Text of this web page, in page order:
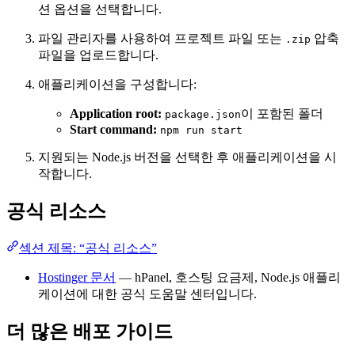
션 옵션을 선택합니다.
파일 관리자를 사용하여 프로젝트 파일 또는 .zip 압축
파일을 업로드합니다.
애플리케이션을 구성합니다:
Application root: package.json이 포함된 폴더
Start command: npm run start
지원되는 Node.js 버전을 선택한 후 애플리케이션을 시
작합니다.
공식 리소스
섹션 제목: “공식 리소스”
Hostinger 문서 — hPanel, 호스팅 요금제, Node.js 애플리
케이션에 대한 공식 도움말 센터입니다.
더 많은 배포 가이드